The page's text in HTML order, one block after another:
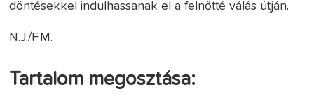
döntésekkel indulhassanak el a felnőtté válás útján.
N.J./F.M.
Tartalom megosztása: